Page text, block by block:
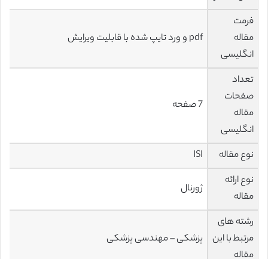
فرمت
مقاله
انگلیسی
pdf و ورد تایپ شده با قابلیت ویرایش
تعداد
صفحات
مقاله
انگلیسی
7 صفحه
نوع مقاله
ISI
نوع ارائه
مقاله
ژورنال
رشته های
مرتبط با این
مقاله
پزشکی – مهندسی پزشکی